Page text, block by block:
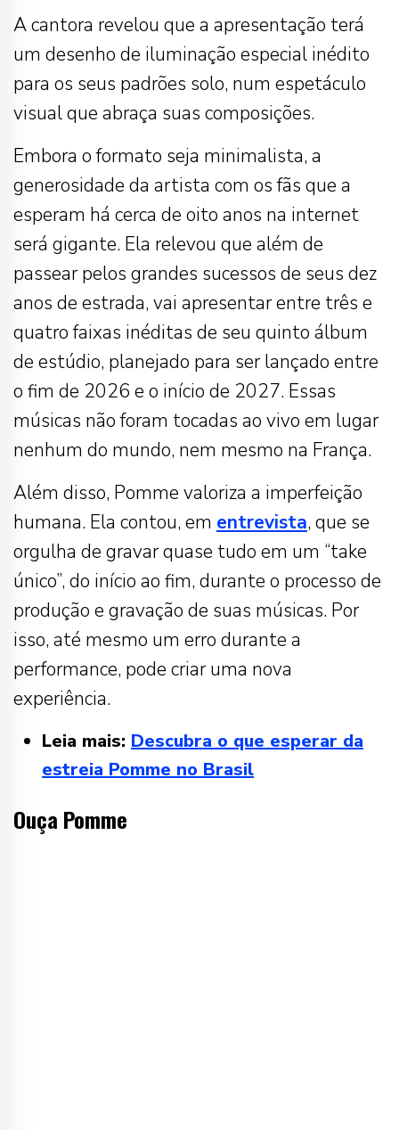
A cantora revelou que a apresentação terá
um desenho de iluminação especial inédito
para os seus padrões solo, num espetáculo
visual que abraça suas composições.
Embora o formato seja minimalista, a
generosidade da artista com os fãs que a
esperam há cerca de oito anos na internet
será gigante. Ela relevou que além de
passear pelos grandes sucessos de seus dez
anos de estrada, vai apresentar entre três e
quatro faixas inéditas de seu quinto álbum
de estúdio, planejado para ser lançado entre
o fim de 2026 e o início de 2027. Essas
músicas não foram tocadas ao vivo em lugar
nenhum do mundo, nem mesmo na França.
Além disso, Pomme valoriza a imperfeição
humana. Ela contou, em entrevista, que se
orgulha de gravar quase tudo em um “take
único”, do início ao fim, durante o processo de
produção e gravação de suas músicas. Por
isso, até mesmo um erro durante a
performance, pode criar uma nova
experiência.
Leia mais: Descubra o que esperar da
estreia Pomme no Brasil
Ouça Pomme